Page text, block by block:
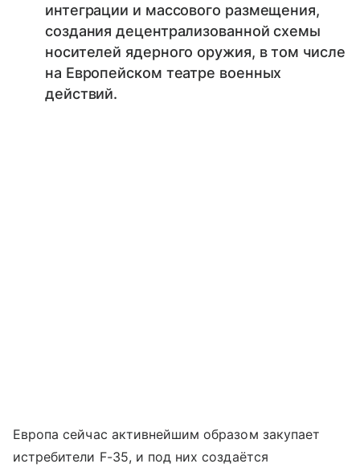
интеграции и массового размещения,
создания децентрализованной схемы
носителей ядерного оружия, в том числе
на Европейском театре военных
действий.
Европа сейчас активнейшим образом закупает
истребители F-35, и под них создаётся